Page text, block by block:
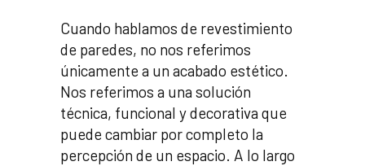
Cuando hablamos de revestimiento
de paredes, no nos referimos
únicamente a un acabado estético.
Nos referimos a una solución
técnica, funcional y decorativa que
puede cambiar por completo la
percepción de un espacio. A lo largo